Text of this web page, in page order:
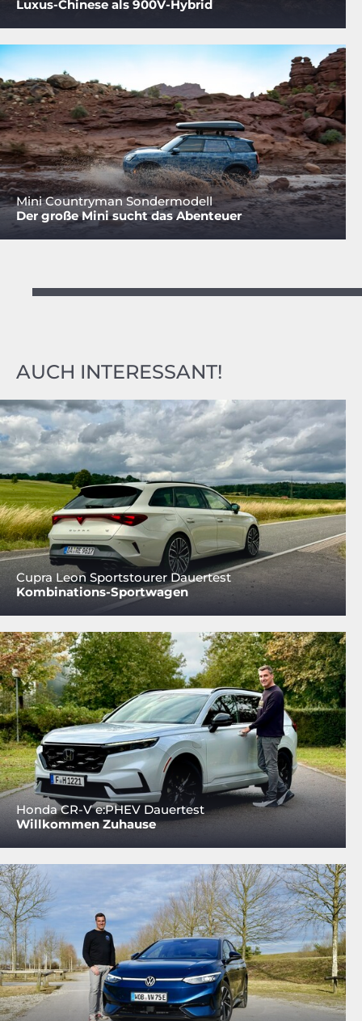
Luxus-Chinese als 900V-Hybrid
Mini Countryman Sondermodell
Der große Mini sucht das Abenteuer
AUCH INTERESSANT!
Cupra Leon Sportstourer Dauertest
Kombinations-Sportwagen
Honda CR-V e:PHEV Dauertest
Willkommen Zuhause